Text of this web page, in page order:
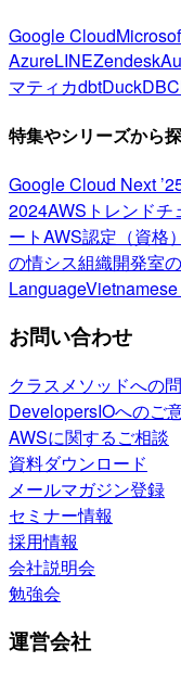
Google Cloud
AzureLINEZendesk
マティカdbtDuckDB
特集やシリーズから
Google Cloud Next
2024AWSトレンドチ
ートAWS認定（資格）
の情シス組織開発室
Language
お問い合わせ
クラスメソッドへの
DevelopersIOへのご
AWSに関するご相談
資料ダウンロード
メールマガジン登録
セミナー情報
採用情報
会社説明会
勉強会
運営会社